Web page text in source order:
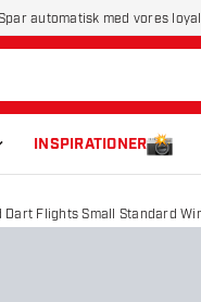
automatisk med vores
INSPIRATIONER
Dart Flights Small Standard